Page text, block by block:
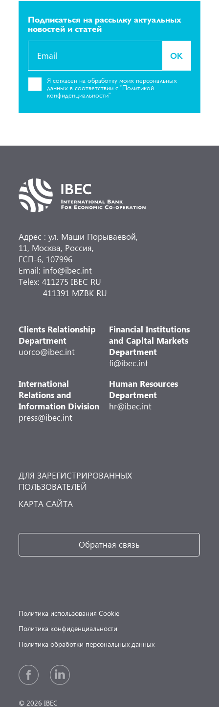
Подписаться на рассылку актуальных
новостей и статей
OK
Я согласен на обработку моих персональных
данных в соответствии с "Политикой
конфиденциальности"
Адрес : ул. Маши Порываевой,
11, Москва, Россия,
ГСП-6, 107996
Email: info@ibec.int
Telex: 411275 IBEC RU
411391 MZBK RU
Clients Relationship
Department
uorco@ibec.int
Financial Institutions
and Capital Markets
Department
fi@ibec.int
International
Relations and
Information Division
press@ibec.int
Human Resources
Department
hr@ibec.int
ДЛЯ ЗАРЕГИСТРИРОВАННЫХ
ПОЛЬЗОВАТЕЛЕЙ
КАРТА САЙТА
Обратная связь
Политика использования Cookie
Политика конфиденциальности
Политика обработки персональных данных
© 2026 IBEC